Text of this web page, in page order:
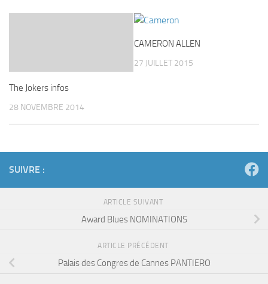
The Jokers infos
28 NOVEMBRE 2014
CAMERON ALLEN
27 JUILLET 2015
SUIVRE :
ARTICLE SUIVANT
Award Blues NOMINATIONS
ARTICLE PRÉCÉDENT
Palais des Congres de Cannes PANTIERO